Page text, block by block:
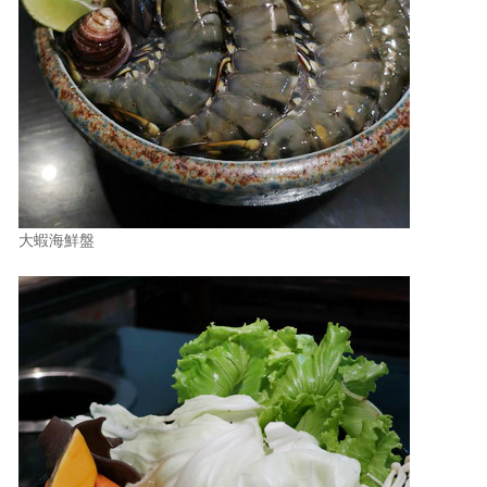
大蝦海鮮盤